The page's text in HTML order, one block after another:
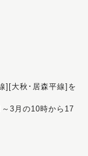
][大秋･居森平線]を
3月の10時から17